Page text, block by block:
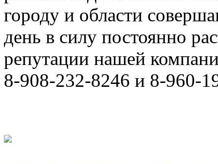
городу и области
день в силу постоянно
репутации нашей
8-908-232-8246 и 8-960-